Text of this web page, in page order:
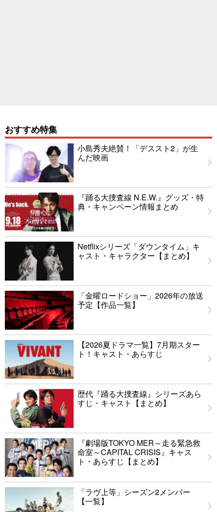
おすすめ特集
小島秀夫絶賛！「デススト2」が生
んだ映画
『踊る大捜査線 N.E.W.』グッズ・特
典・キャンペーン情報まとめ
Netflixシリーズ「ダウンタイム」キ
ャスト・キャラクター【まとめ】
「金曜ロードショー」2026年の放送
予定【作品一覧】
【2026夏ドラマ一覧】7月期スター
ト！キャスト・あらすじ
歴代『踊る大捜査線』シリーズあら
すじ・キャスト【まとめ】
『劇場版TOKYO MER～走る緊急救
命室～CAPITAL CRISIS』キャス
ト・あらすじ【まとめ】
「ラヴ上等」シーズン2メンバー
【一覧】